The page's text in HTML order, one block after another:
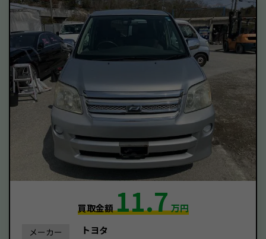
買取金額11.7万円
メーカー トヨタ